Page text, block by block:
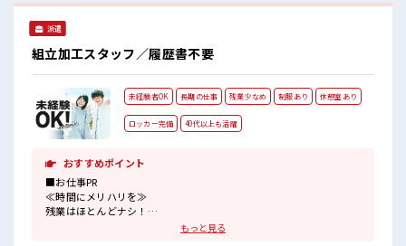
派遣
組立加工スタッフ／履歴書不要
未経験者OK 長期の仕事 残業少なめ 制服あり 休憩室あり
ロッカー完備 40代以上も活躍
おすすめポイント
■お仕事PR
≪時間にメリハリを≫
残業はほとんどナシ！
場合によってはお願いすることもあります♪
もっと見る